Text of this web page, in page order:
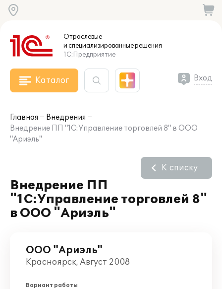
Отраслевые
и специализированныерешения
1С:Предприятие
Каталог Вход
Главная
Внедрения
Внедрение ПП "1С:Управление торговлей 8" в ООО
"Ариэль"
Внедрение ПП
"1С:Управление торговлей 8"
в ООО "Ариэль"
К списку
ООО "Ариэль"
Красноярск, Август 2008
Вариант работы